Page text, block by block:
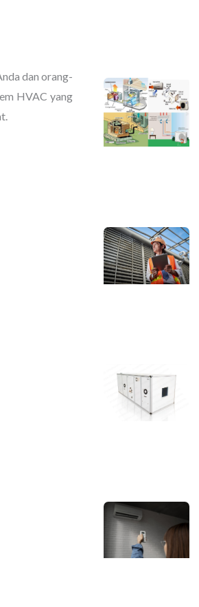
dan orang-
HVAC yang